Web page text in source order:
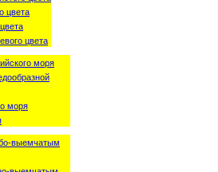
цвета
цвета
моря
моря
выемчатым